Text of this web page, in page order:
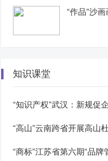
“作品”沙
知识课堂
“知识产权”武汉：新规促
“高山”云南跨省开展高山
“商标”江苏省第六期“品